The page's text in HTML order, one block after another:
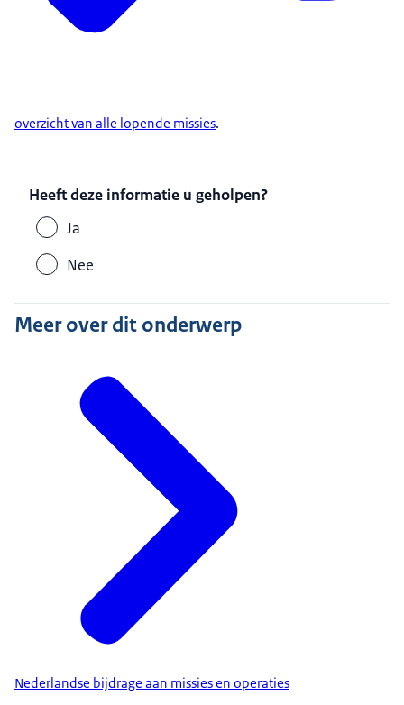
overzicht van alle lopende missies.
Heeft deze informatie u geholpen?
Ja
Nee
Meer over dit onderwerp
Nederlandse bijdrage aan missies en operaties